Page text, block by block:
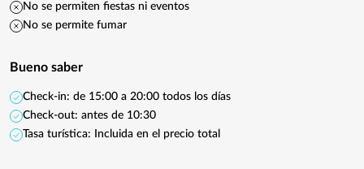
No se permiten fiestas ni eventos
No se permite fumar
Bueno saber
Check-in: de 15:00 a 20:00 todos los días
Check-out: antes de 10:30
Tasa turística: Incluida en el precio total